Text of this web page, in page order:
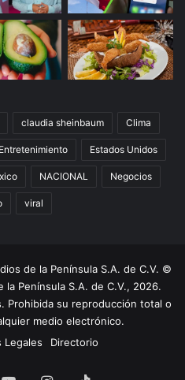
claudia sheinbaum Clima
Entretenimiento Estados Unidos
NACIONAL Negocios
viral
de la Península S.A. de C.V. ©
la Península S.A. de C.V., 2026.
Prohibida su reproducción total o
medio electrónico.
Legales Directorio